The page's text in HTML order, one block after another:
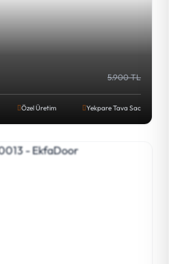
5.900 TL
Özel Üretim Yekpare Tava Sac